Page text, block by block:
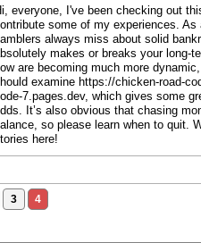
everyone, I've been checking out
some of my experiences.
always miss about solid
makes or breaks your long-
are becoming much more
examine https://chicken-road-
7.pages.dev, which gives some
It’s also obvious that chasing
so please learn when to quit.
here!
3 4